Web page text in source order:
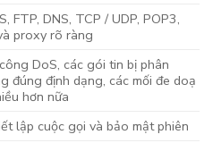
FTP, DNS, TCP / UDP, POP3,
proxy rõ ràng
DoS, các gói tin bị phân
đúng định dạng, các mối đe doạ
hơn nữa
lập cuộc gọi và bảo mật phiên